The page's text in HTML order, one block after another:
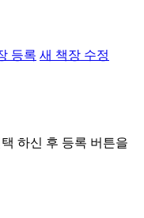
등록 새 책장 수정
하신 후 등록 버튼을